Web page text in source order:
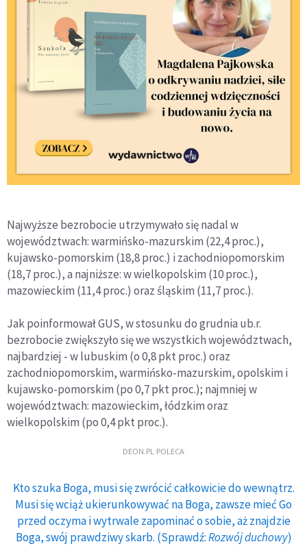
Najwyższe bezrobocie utrzymywało się nadal w
województwach: warmińsko-mazurskim (22,4 proc.),
kujawsko-pomorskim (18,8 proc.) i zachodniopomorskim
(18,7 proc.), a najniższe: w wielkopolskim (10 proc.),
mazowieckim (11,4 proc.) oraz śląskim (11,7 proc.).
Jak poinformował GUS, w stosunku do grudnia ub.r.
bezrobocie zwiększyło się we wszystkich województwach,
najbardziej - w lubuskim (o 0,8 pkt proc.) oraz
zachodniopomorskim, warmińsko-mazurskim, opolskim i
kujawsko-pomorskim (po 0,7 pkt proc.); najmniej w
województwach: mazowieckim, łódzkim oraz
wielkopolskim (po 0,4 pkt proc.).
DEON.PL POLECA
Kto szuka Boga, musi się zwrócić całkowicie do wewnątrz.
Musi się wciąż ukierunkowywać na Boga, zawsze mieć Go
przed oczyma i wytrwale zapominać o sobie, aż znajdzie
Boga, swój prawdziwy skarb. (Sprawdź:Rozwój duchowy)